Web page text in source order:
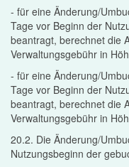
- für eine Änderung/
Tage vor Beginn der
beantragt, berechnet die
Verwaltungsgebühr in
- für eine Änderung/
Tage vor Beginn der
beantragt, berechnet die
Verwaltungsgebühr in
20.2. Die Änderung/
Nutzungsbeginn der